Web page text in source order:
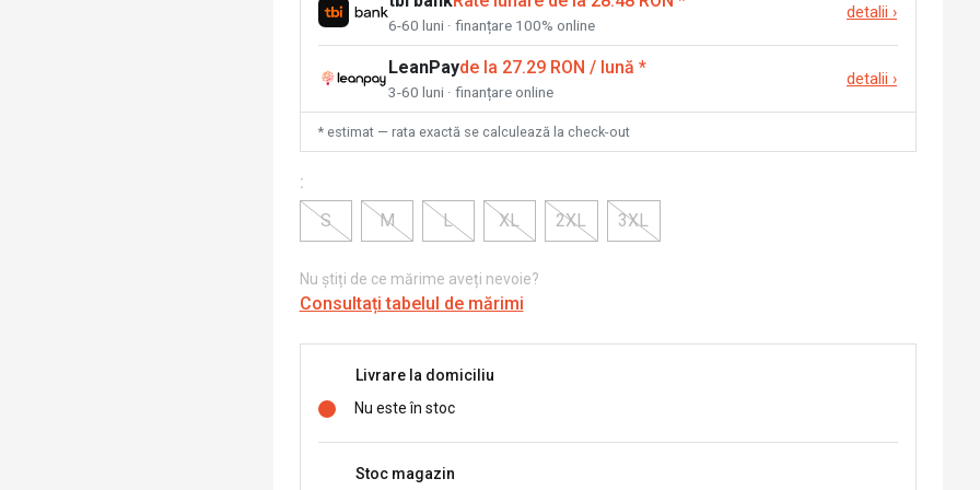
6-60 luni · finanțare 100% online
detalii ›
LeanPayde la 27.29 RON / lună *
3-60 luni · finanțare online
detalii ›
* estimat — rata exactă se calculează la check-out
:
S
M L XL 2XL 3XL
Nu știți de ce mărime aveți nevoie?
Consultați tabelul de mărimi
Livrare la domiciliu
Nu este în stoc
Stoc magazin